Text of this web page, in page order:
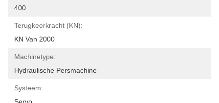
400
Terugkeerkracht (kN):
KN Van 2000
Machinetype:
Hydraulische Persmachine
Systeem: